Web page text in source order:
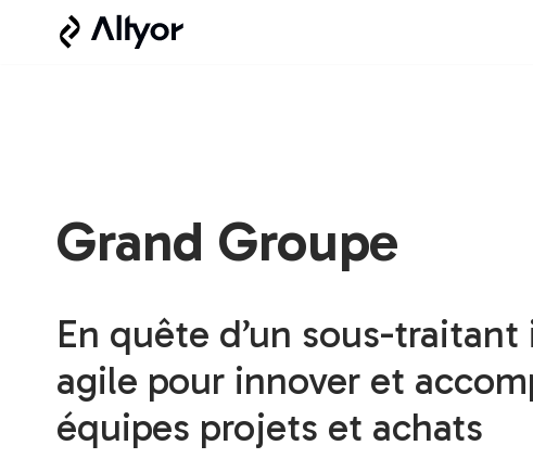
Grand Groupe
En quête d’un sous-
agile pour innover et
équipes projets et achats